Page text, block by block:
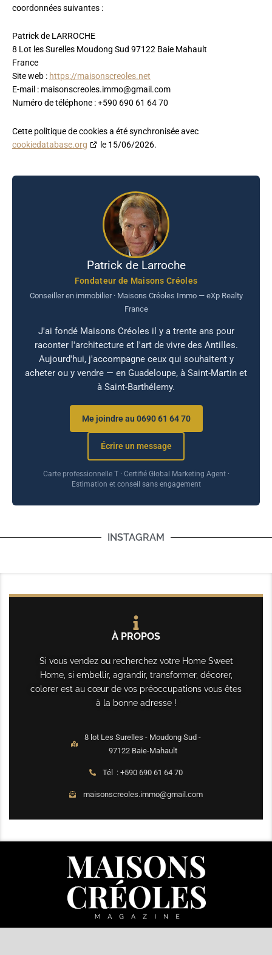
coordonnées suivantes :
Patrick de LARROCHE
8 Lot les Surelles Moudong Sud 97122 Baie Mahault
France
Site web : https://maisonscreoles.net
E-mail : maisonscreoles.immo@gmail.com
Numéro de téléphone : +590 690 61 64 70
Cette politique de cookies a été synchronisée avec
cookiedatabase.org
le 15/06/2026.
Patrick de Larroche
Fondateur de Maisons Créoles
Conseiller en immobilier · Maisons Créoles Immo — eXp Realty
France
J'ai fondé Maisons Créoles il y a trente ans pour
raconter l'architecture et l'art de vivre des Antilles.
Aujourd'hui, j'accompagne ceux qui souhaitent y
acheter ou y vendre — en Guadeloupe, à Saint-Martin et
à Saint-Barthélemy.
Me joindre au 0690 61 64 70
Écrire un message
Carte professionnelle T · Certifié Global Marketing Agent ·
Estimation et conseil sans engagement
INSTAGRAM
À PROPOS
Si vous vendez ou recherchez votre Home Sweet
Home, si embellir, agrandir, transformer, décorer,
colorer est au cœur de vos préoccupations vous êtes
à la bonne adresse !
8 lot Les Surelles - Moudong Sud -
97122 Baie-Mahault
Tél : +590 690 61 64 70
maisonscreoles.immo@gmail.com